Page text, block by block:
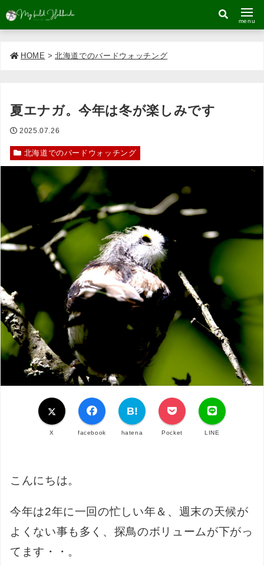
menu
HOME > 北海道でのバードウォッチング
夏エナガ。今年は冬が楽しみです
2025.07.26
北海道でのバードウォッチング
X facebook hatena Pocket LINE
こんにちは。
今年は2年に一回の忙しい年＆、週末の天候が
よくない事も多く、探鳥のボリュームが下がっ
てます・・。